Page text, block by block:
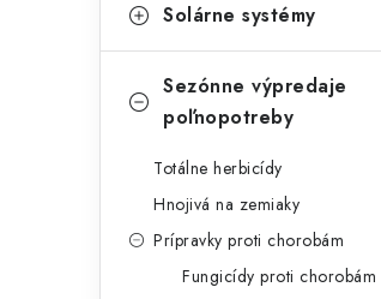
Solárne systémy
Sezónne výpredaje
poľnopotreby
Totálne herbicídy
Hnojivá na zemiaky
Prípravky proti chorobám
Fungicídy proti chorobám